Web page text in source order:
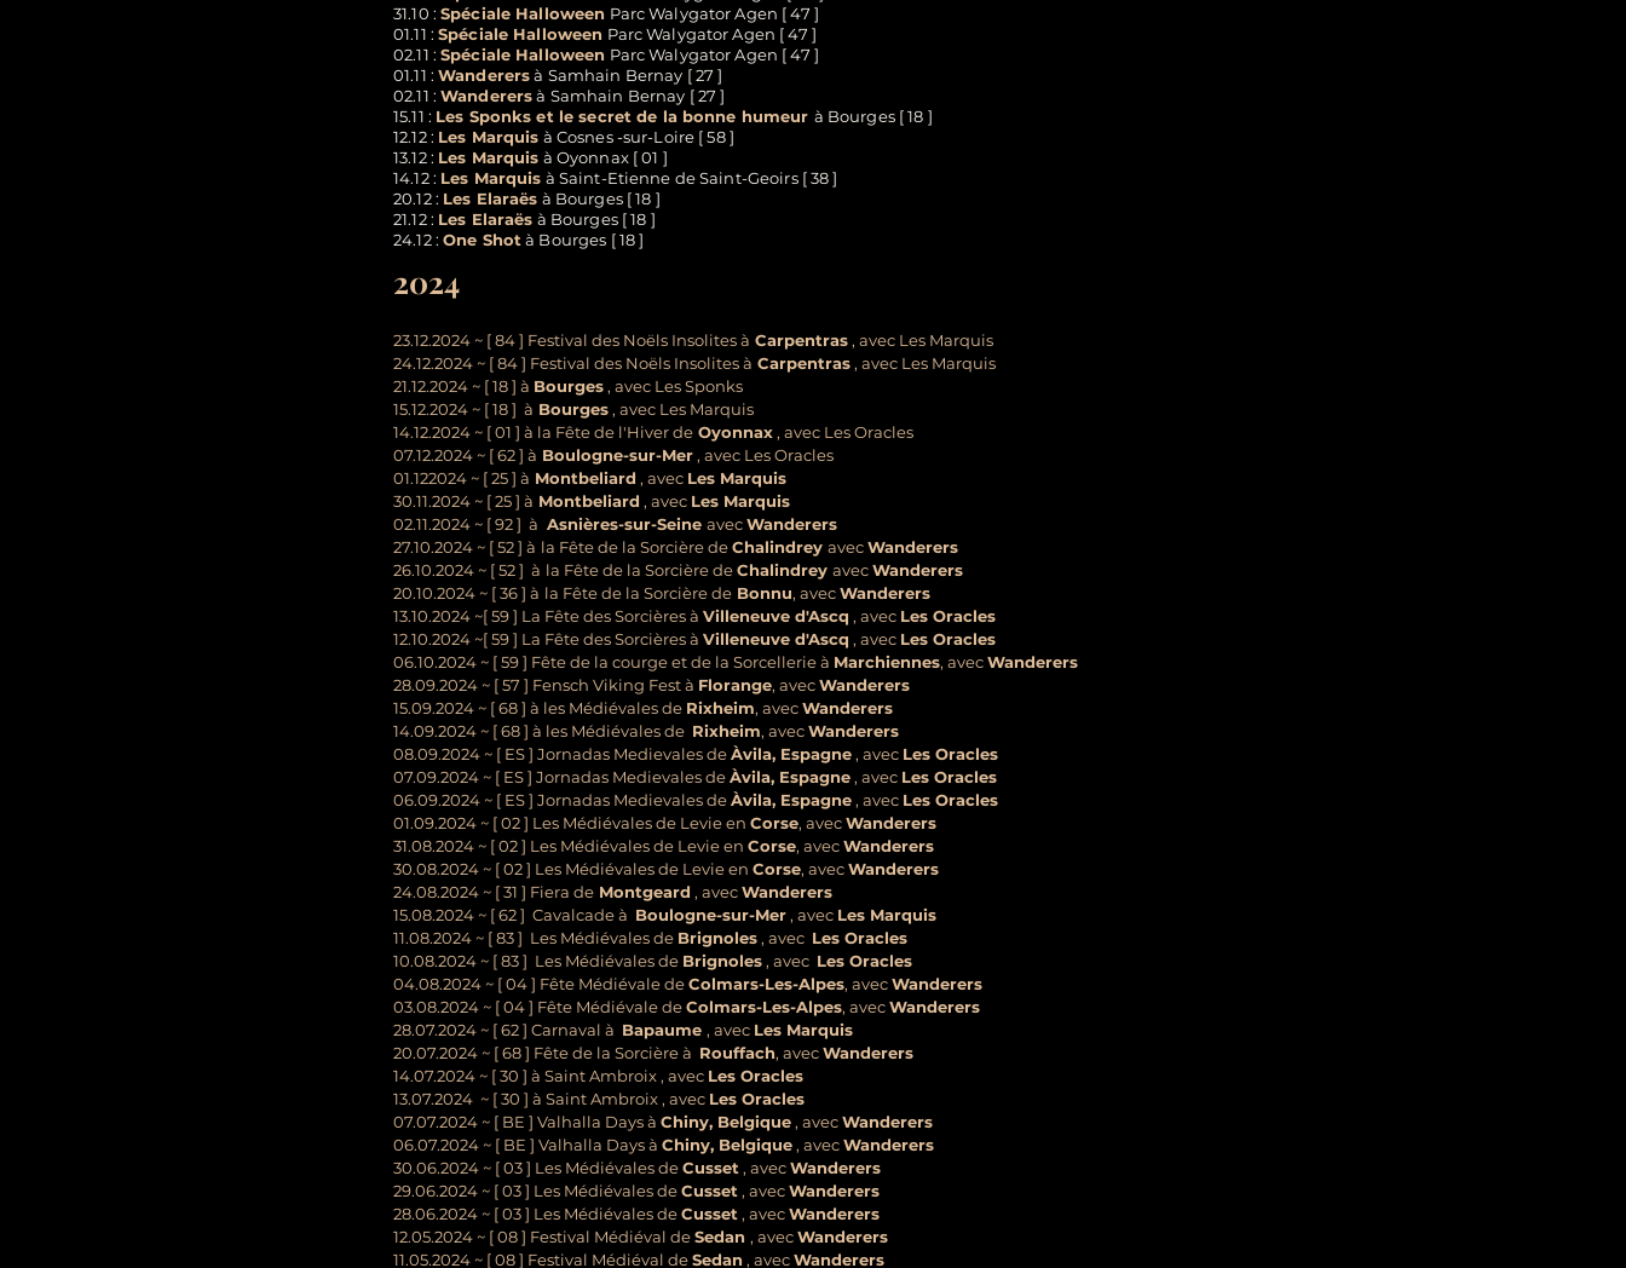
31.10 :Spéciale Halloween Parc Walygator Agen [ 47 ]
01.11 :Spéciale Halloween Parc Walygator Agen [ 47 ]
02.11 :Spéciale Halloween Parc Walygator Agen [ 47 ]
01.11 :Wanderersà Samhain Bernay [ 27 ]
02.11 :Wanderersà Samhain Bernay [ 27 ]
15.11 : Les Sponks et le secret de la bonne humeur à Bourges [ 18 ]
12.12 : Les Marquis à Cosnes -sur-Loire [ 58 ]
13.12 : Les Marquis à Oyonnax [ 01 ]
14.12 : Les Marquis à Saint-Etienne de Saint-Geoirs [ 38 ]
20.12 : Les Elaraës à Bourges [ 18 ]
21.12 : Les Elaraës à Bourges [ 18 ]
24.12 :One Shot à Bourges [ 18 ]
2024
23.12.2024 ~ [ 84 ] Festival des Noëls Insolitesà Carpentras , avec Les Marquis
24.12.2024 ~ [ 84 ] Festival des Noëls Insolitesà Carpentras , avec Les Marquis
21.12.2024 ~ [ 18 ] à Bourges , avec Les Sponks
15.12.2024 ~ [ 18 ] à Bourges , avec Les Marquis
14.12.2024 ~ [ 01 ] à la Fête de l'Hiver de Oyonnax , avec Les Oracles
07.12.2024 ~ [ 62 ] à Boulogne-sur-Mer , avec Les Oracles
01.122024 ~ [ 25 ] à Montbeliard , avec Les Marquis
30.11.2024 ~ [ 25 ] à Montbeliard , avec Les Marquis
02.11.2024 ~ [ 92 ] à Asnières-sur-Seine avecWanderers
27.10.2024 ~ [ 52 ] à la Fête de la Sorcière deChalindrey avecWanderers
26.10.2024 ~ [ 52 ] à la Fête de la Sorcière deChalindrey avecWanderers
20.10.2024 ~ [ 36 ] à la Fête de la Sorcière de Bonnu, avecWanderers
13.10.2024 ~[ 59 ] La Fête des Sorcières à Villeneuve d'Ascq , avec Les Oracles
12.10.2024 ~[ 59 ] La Fête des Sorcières à Villeneuve d'Ascq , avec Les Oracles
06.10.2024 ~ [ 59 ] Fête de la courge et de la Sorcellerie à Marchiennes, avecWanderers
28.09.2024 ~ [ 57 ] Fensch Viking Fest à Florange, avecWanderers
15.09.2024 ~ [ 68 ] à les Médiévales de Rixheim, avecWanderers
14.09.2024 ~ [ 68 ] à les Médiévales de Rixheim, avecWanderers
08.09.2024 ~ [ ES ] Jornadas Medievales deÀvila, Espagne , avec Les Oracles
07.09.2024 ~ [ ES ] Jornadas Medievales deÀvila, Espagne , avec Les Oracles
06.09.2024 ~ [ ES ] Jornadas Medievales deÀvila, Espagne , avec Les Oracles
01.09.2024 ~ [ 02 ] Les Médiévales de Levie en Corse, avecWanderers
31.08.2024 ~ [ 02 ] Les Médiévales de Levie en Corse, avecWanderers
30.08.2024 ~ [ 02 ] Les Médiévales de Levie en Corse, avecWanderers
24.08.2024 ~ [ 31 ] Fiera de Montgeard , avecWanderers
15.08.2024 ~ [ 62 ] Cavalcade à Boulogne-sur-Mer , avec Les Marquis
11.08.2024 ~ [ 83 ] Les Médiévales de Brignoles , avec Les Oracles
10.08.2024 ~ [ 83 ] Les Médiévales de Brignoles , avec Les Oracles
04.08.2024 ~ [ 04 ] Fête Médiévale deColmars-Les-Alpes, avecWanderers
03.08.2024 ~ [ 04 ] Fête Médiévale deColmars-Les-Alpes, avecWanderers
28.07.2024 ~ [ 62 ] Carnaval à Bapaume , avec Les Marquis
20.07.2024 ~ [ 68 ] Fête de la Sorcière à Rouffach, avecWanderers
14.07.2024 ~ [ 30 ] à Saint Ambroix , avec Les Oracles
13.07.2024 ~ [ 30 ] à Saint Ambroix , avec Les Oracles
07.07.2024 ~ [ BE ] Valhalla Days à Chiny, Belgique , avecWanderers
06.07.2024 ~ [ BE ] Valhalla Daysà Chiny, Belgique , avecWanderers
30.06.2024 ~ [ 03 ] Les Médiévales deCusset , avecWanderers
29.06.2024 ~ [ 03 ] Les Médiévales deCusset , avecWanderers
28.06.2024 ~ [ 03 ] Les Médiévales deCusset , avecWanderers
12.05.2024 ~ [ 08 ] Festival Médiéval deSedan , avecWanderers
11.05.2024 ~ [ 08 ] Festival Médiéval deSedan , avecWanderers